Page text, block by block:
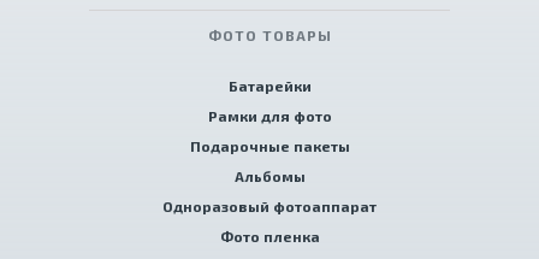
ФОТО ТОВАРЫ
Батарейки
Рамки для фото
Подарочные пакеты
Альбомы
Одноразовый фотоаппарат
Фото пленка